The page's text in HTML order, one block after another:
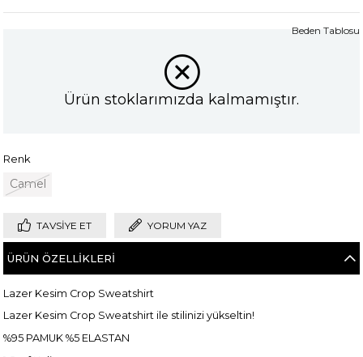
Ürün stoklarımızda kalmamıştır.
Renk
Camel
Beden Tablosu
TAVSIYE ET YORUM YAZ
ÜRÜN ÖZELLIKLERI
Lazer Kesim Crop Sweatshirt
Lazer Kesim Crop Sweatshirt ile stilinizi yükseltin!
%95 PAMUK %5 ELASTAN